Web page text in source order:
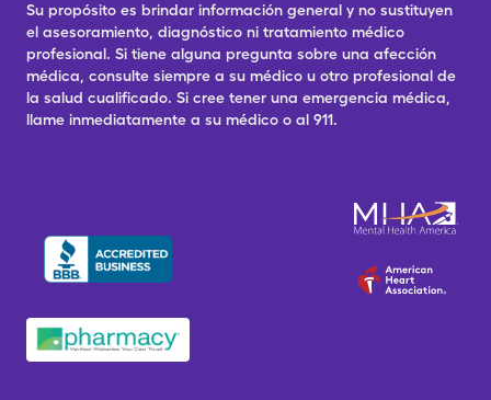
Su propósito es brindar información general y no sustituyen
el asesoramiento, diagnóstico ni tratamiento médico
profesional. Si tiene alguna pregunta sobre una afección
médica, consulte siempre a su médico u otro profesional de
la salud cualificado. Si cree tener una emergencia médica,
llame inmediatamente a su médico o al 911.